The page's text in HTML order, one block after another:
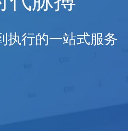
执行的一站式服务